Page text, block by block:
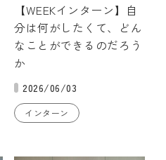
【WEEKインターン】自
分は何がしたくて、どん
なことができるのだろう
か
2026/06/03
インターン